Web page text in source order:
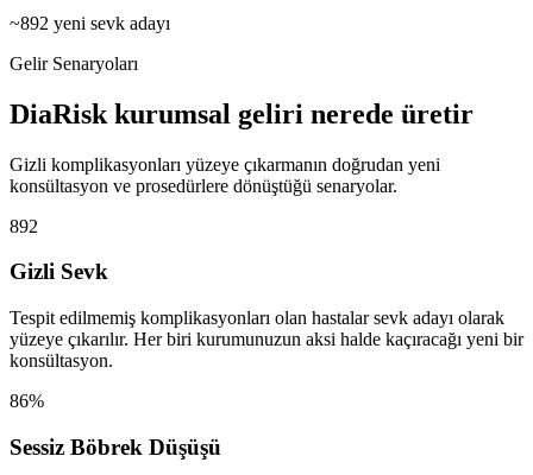
~892 yeni sevk adayı
Gelir Senaryoları
DiaRisk kurumsal geliri nerede üretir
Gizli komplikasyonları yüzeye çıkarmanın doğrudan yeni
konsültasyon ve prosedürlere dönüştüğü senaryolar.
892
Gizli Sevk
Tespit edilmemiş komplikasyonları olan hastalar sevk adayı olarak
yüzeye çıkarılır. Her biri kurumunuzun aksi halde kaçıracağı yeni bir
konsültasyon.
86%
Sessiz Böbrek Düşüşü